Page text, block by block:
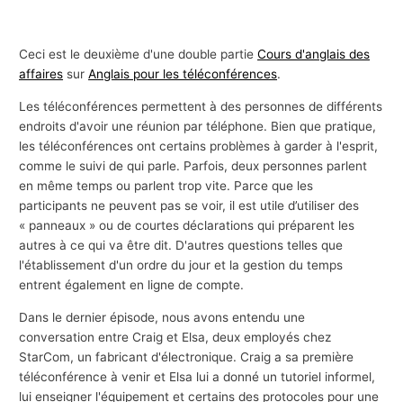
Ceci est le deuxième d'une double partieCours d'anglais des
affaires surAnglais pour les téléconférences.
Les téléconférences permettent à des personnes de différents
endroits d'avoir une réunion par téléphone. Bien que pratique,
les téléconférences ont certains problèmes à garder à l'esprit,
comme le suivi de qui parle. Parfois, deux personnes parlent
en même temps ou parlent trop vite. Parce que les
participants ne peuvent pas se voir, il est utile d’utiliser des
« panneaux » ou de courtes déclarations qui préparent les
autres à ce qui va être dit. D'autres questions telles que
l'établissement d'un ordre du jour et la gestion du temps
entrent également en ligne de compte.
Dans le dernier épisode, nous avons entendu une
conversation entre Craig et Elsa, deux employés chez
StarCom, un fabricant d'électronique. Craig a sa première
téléconférence à venir et Elsa lui a donné un tutoriel informel,
lui enseigner l'équipement et certains des protocoles pour une